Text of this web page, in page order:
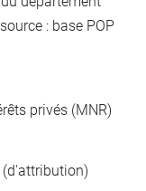
: base POP
privés (MNR)